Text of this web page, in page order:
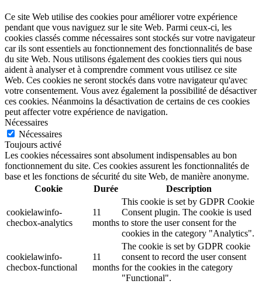
Ce site Web utilise des cookies pour améliorer votre expérience
pendant que vous naviguez sur le site Web. Parmi ceux-ci, les
cookies classés comme nécessaires sont stockés sur votre navigateur
car ils sont essentiels au fonctionnement des fonctionnalités de base
du site Web. Nous utilisons également des cookies tiers qui nous
aident à analyser et à comprendre comment vous utilisez ce site
Web. Ces cookies ne seront stockés dans votre navigateur qu'avec
votre consentement. Vous avez également la possibilité de désactiver
ces cookies. Néanmoins la désactivation de certains de ces cookies
peut affecter votre expérience de navigation.
Nécessaires
Nécessaires
Toujours activé
Les cookies nécessaires sont absolument indispensables au bon
fonctionnement du site. Ces cookies assurent les fonctionnalités de
base et les fonctions de sécurité du site Web, de manière anonyme.
Cookie
Durée Description
cookielawinfo-
checbox-analytics
11
months
This cookie is set by GDPR Cookie
Consent plugin. The cookie is used
to store the user consent for the
cookies in the category "Analytics".
cookielawinfo-
checbox-functional
11
months
The cookie is set by GDPR cookie
consent to record the user consent
for the cookies in the category
"Functional".